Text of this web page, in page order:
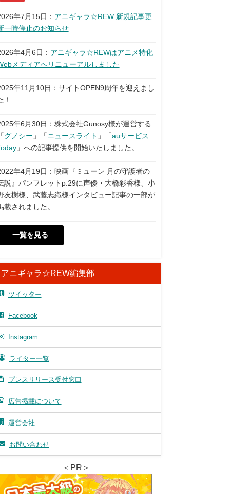
年7月15日： アニギャラ☆REW 新規記事更
一時停止のお知らせ
年4月6日： アニギャラ☆REWはアニメ特化
メディアへリニューアルしました
年11月10日：サイトOPEN9周年を迎えまし
！
年6月30日：株式会社Gunosy様が運営する
グノシー 」「 ニュースライト 」「auサービス
」への記事提供を開始いたしました。
年4月19日：映画『ミューン 月の守護者の
説』パンフレットp.29に声優・大橋彩香様、小
友樹様、武藤志織様インタビュー記事の一部が
載されました。
一覧を見る
アニギャラ☆REW編集部
ツイッター
Facebook
Instagram
ライター一覧
プレスリリース受付窓口
広告掲載について
運営会社
お問い合わせ
＜PR＞